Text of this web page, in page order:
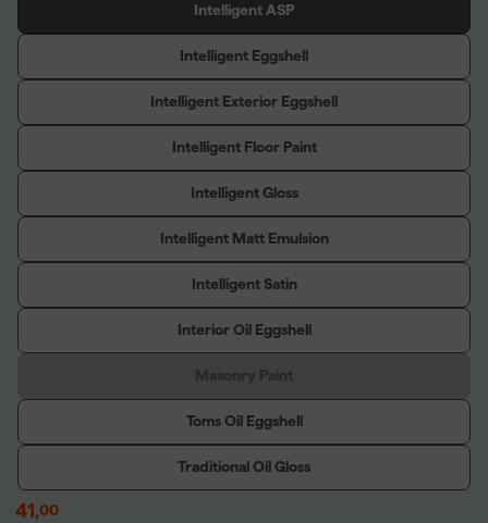
Intelligent ASP
Intelligent Eggshell
Intelligent Exterior Eggshell
Intelligent Floor Paint
Intelligent Gloss
Intelligent Matt Emulsion
Intelligent Satin
Interior Oil Eggshell
Toms Oil Eggshell
Traditional Oil Gloss
41,00